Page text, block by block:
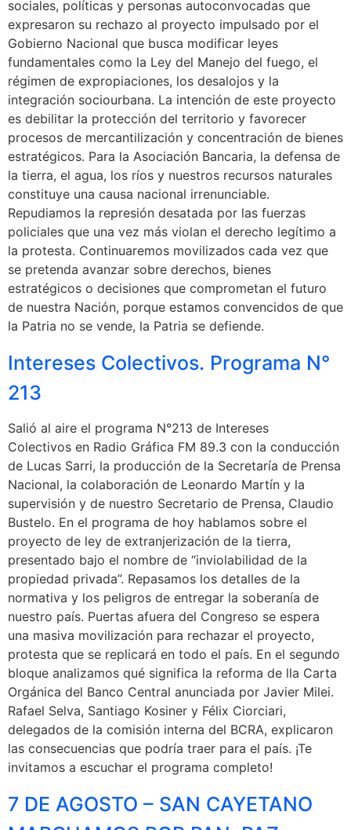
sociales, políticas y personas autoconvocadas que
expresaron su rechazo al proyecto impulsado por el
Gobierno Nacional que busca modificar leyes
fundamentales como la Ley del Manejo del fuego, el
régimen de expropiaciones, los desalojos y la
integración sociourbana. La intención de este proyecto
es debilitar la protección del territorio y favorecer
procesos de mercantilización y concentración de bienes
estratégicos. Para la Asociación Bancaria, la defensa de
la tierra, el agua, los ríos y nuestros recursos naturales
constituye una causa nacional irrenunciable.
Repudiamos la represión desatada por las fuerzas
policiales que una vez más violan el derecho legítimo a
la protesta. Continuaremos movilizados cada vez que
se pretenda avanzar sobre derechos, bienes
estratégicos o decisiones que comprometan el futuro
de nuestra Nación, porque estamos convencidos de que
la Patria no se vende, la Patria se defiende.
Intereses Colectivos. Programa N°
213
Salió al aire el programa N°213 de Intereses
Colectivos en Radio Gráfica FM 89.3 con la conducción
de Lucas Sarri, la producción de la Secretaría de Prensa
Nacional, la colaboración de Leonardo Martín y la
supervisión y de nuestro Secretario de Prensa, Claudio
Bustelo. En el programa de hoy hablamos sobre el
proyecto de ley de extranjerización de la tierra,
presentado bajo el nombre de “inviolabilidad de la
propiedad privada”. Repasamos los detalles de la
normativa y los peligros de entregar la soberanía de
nuestro país. Puertas afuera del Congreso se espera
una masiva movilización para rechazar el proyecto,
protesta que se replicará en todo el país. En el segundo
bloque analizamos qué significa la reforma de lla Carta
Orgánica del Banco Central anunciada por Javier Milei.
Rafael Selva, Santiago Kosiner y Félix Ciorciari,
delegados de la comisión interna del BCRA, explicaron
las consecuencias que podría traer para el país. ¡Te
invitamos a escuchar el programa completo!
7 DE AGOSTO – SAN CAYETANO